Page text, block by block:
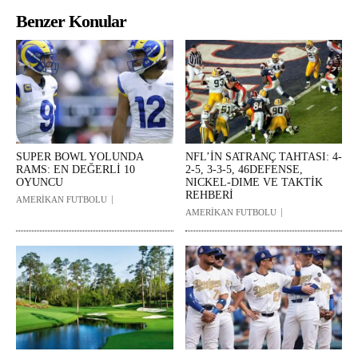
Benzer Konular
SUPER BOWL YOLUNDA
RAMS: EN DEĞERLİ 10
OYUNCU
AMERİKAN FUTBOLU
NFL’İN SATRANÇ TAHTASI: 4-
2-5, 3-3-5, 46DEFENSE,
NICKEL-DIME VE TAKTİK
REHBERİ
AMERİKAN FUTBOLU